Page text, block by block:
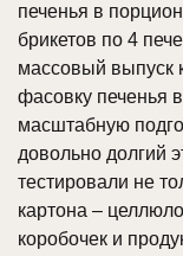
печенья в
брикетов по 4
массовый выпуск
фасовку печенья
масштабную
довольно долгий
тестировали не
картона –
коробочек и